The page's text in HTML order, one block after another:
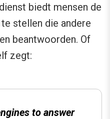
biedt mensen de
stellen die andere
beantwoorden. Of
zegt:
to answer